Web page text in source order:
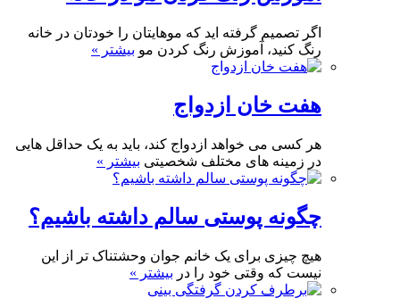
اگر تصمیم گرفته اید که موهایتان را خودتان در خانه
رنگ کنید، آموزش رنگ کردن مو بیشتر »
هفت خان ازدواج
هر کسی می خواهد ازدواج کند، باید به یک حداقل هایی
در زمینه های مختلف شخصیتی بیشتر »
چگونه پوستی سالم داشته باشیم؟
هیچ چیزی برای یک خانم جوان وحشتناک تر از این
نیست که وقتی خود را در بیشتر »